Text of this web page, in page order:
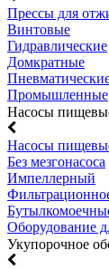
Прессы для
Винтовые
Гидравлические
Домкратные
Промышленные
Насосы
Насосы
Без мезгонасоса
Импеллерный
Оборудование
Укупорочное